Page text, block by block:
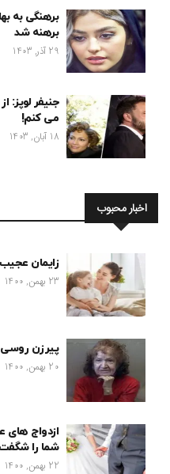
برهنگی به
برهنه شد
29 آذر, 1403
جنیفر لوپز:
می کنم!
18 آبان, 1403
اخبار محبوب
زایمان عجیب
23 بهمن, 1400
پیرزن روسی 68 ساله آدم
20 بهمن, 1400
ازدواج
شما را
22 بهمن, 1400